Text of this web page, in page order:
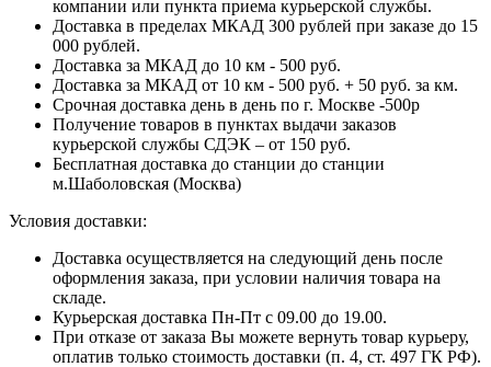
компании или пункта приема курьерской службы.
Доставка в пределах МКАД 300 рублей при заказе до 15
000 рублей.
Доставка за МКАД до 10 км - 500 руб.
Доставка за МКАД от 10 км - 500 руб. + 50 руб. за км.
Срочная доставка день в день по г. Москве -500р
Получение товаров в пунктах выдачи заказов
курьерской службы СДЭК – от 150 руб.
Бесплатная доставка до станции до станции
м.Шаболовская (Москва)
Условия доставки:
Доставка осуществляется на следующий день после
оформления заказа, при условии наличия товара на
складе.
Курьерская доставка Пн-Пт с 09.00 до 19.00.
При отказе от заказа Вы можете вернуть товар курьеру,
оплатив только стоимость доставки (п. 4, ст. 497 ГК РФ).